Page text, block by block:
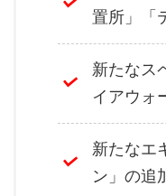
置所」「
新たなス
イアウォ
新たなエ
ン」の追